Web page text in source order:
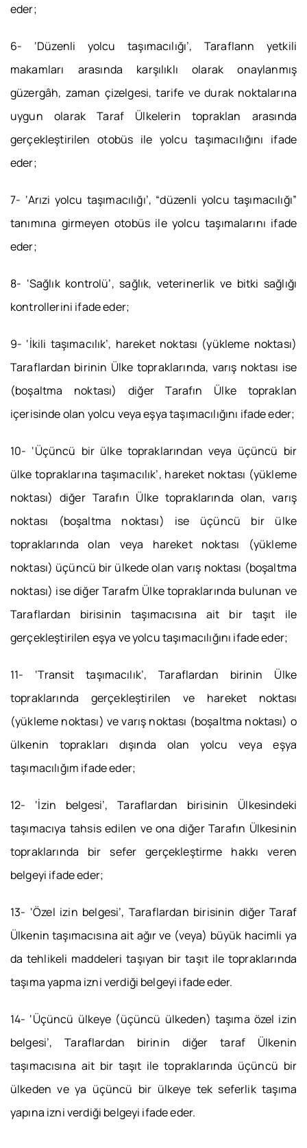
eder;
6- ‘Düzenli yolcu taşımacılığı’, Taraflann yetkili
makamları arasında karşılıklı olarak onaylanmış
güzergâh, zaman çizelgesi, tarife ve durak noktalarına
uygun olarak Taraf Ülkelerin topraklan arasında
gerçekleştirilen otobüs ile yolcu taşımacılığını ifade
eder;
7- ‘Arızi yolcu taşımacılığı’, “düzenli yolcu taşımacılığı”
tanımına girmeyen otobüs ile yolcu taşımalarını ifade
eder;
8- ‘Sağlık kontrolü’, sağlık, veterinerlik ve bitki sağlığı
kontrollerini ifade eder;
9- ‘İkili taşımacılık’, hareket noktası (yükleme noktası)
Taraflardan birinin Ülke topraklarında, varış noktası ise
(boşaltma noktası) diğer Tarafın Ülke topraklan
içerisinde olan yolcu veya eşya taşımacılığını ifade eder;
10- ‘Üçüncü bir ülke topraklarından veya üçüncü bir
ülke topraklarına taşımacılık’, hareket noktası (yükleme
noktası) diğer Tarafın Ülke topraklarında olan, varış
noktası (boşaltma noktası) ise üçüncü bir ülke
topraklarında olan veya hareket noktası (yükleme
noktası) üçüncü bir ülkede olan varış noktası (boşaltma
noktası) ise diğer Tarafm Ülke topraklarında bulunan ve
Taraflardan birisinin taşımacısına ait bir taşıt ile
gerçekleştirilen eşya ve yolcu taşımacılığını ifade eder;
11- ‘Transit taşımacılık’, Taraflardan birinin Ülke
topraklarında gerçekleştirilen ve hareket noktası
(yükleme noktası) ve varış noktası (boşaltma noktası) o
ülkenin toprakları dışında olan yolcu veya eşya
taşımacılığım ifade eder;
12- ‘İzin belgesi’, Taraflardan birisinin Ülkesindeki
taşımacıya tahsis edilen ve ona diğer Tarafın Ülkesinin
topraklarında bir sefer gerçekleştirme hakkı veren
belgeyi ifade eder;
13- ‘Özel izin belgesi’, Taraflardan birisinin diğer Taraf
Ülkenin taşımacısına ait ağır ve (veya) büyük hacimli ya
da tehlikeli maddeleri taşıyan bir taşıt ile topraklarında
taşıma yapma izni verdiği belgeyi ifade eder.
14- ‘Üçüncü ülkeye (üçüncü ülkeden) taşıma özel izin
belgesi’, Taraflardan birinin diğer taraf Ülkenin
taşımacısına ait bir taşıt ile topraklarında üçüncü bir
ülkeden ve ya üçüncü bir ülkeye tek seferlik taşıma
yapına izni verdiği belgeyi ifade eder.